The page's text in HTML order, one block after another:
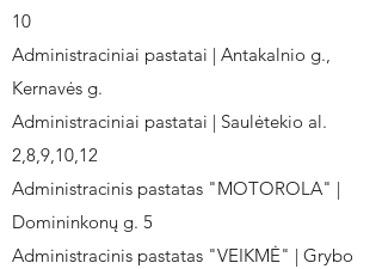
10
Administraciniai pastatai | Antakalnio g.,
Kernavės g.
Administraciniai pastatai | Saulėtekio al.
2,8,9,10,12
Administracinis pastatas "MOTOROLA" |
Domininkonų g. 5
Administracinis pastatas "VEIKMĖ" | Grybo